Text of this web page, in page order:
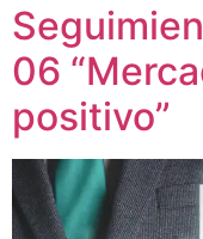
06
positivo”